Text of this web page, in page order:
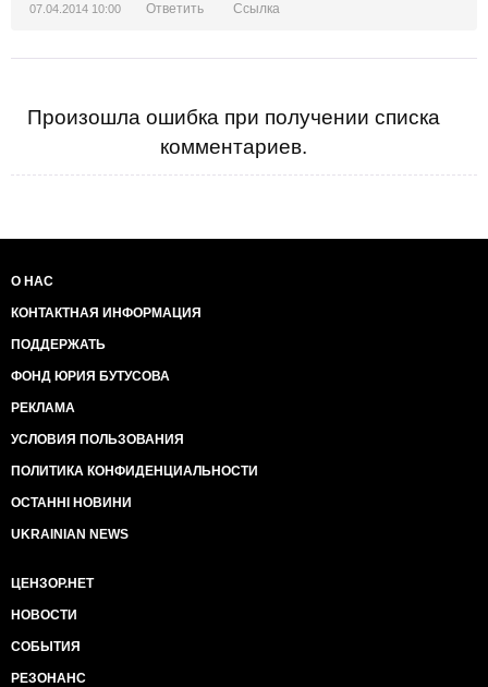
07.04.2014 10:00 Ответить Ссылка
Произошла ошибка при получении списка
комментариев.
О НАС
КОНТАКТНАЯ ИНФОРМАЦИЯ
ПОДДЕРЖАТЬ
ФОНД ЮРИЯ БУТУСОВА
РЕКЛАМА
УСЛОВИЯ ПОЛЬЗОВАНИЯ
ПОЛИТИКА КОНФИДЕНЦИАЛЬНОСТИ
ОСТАННІ НОВИНИ
UKRAINIAN NEWS
ЦЕНЗОР.НЕТ
НОВОСТИ
СОБЫТИЯ
РЕЗОНАНС